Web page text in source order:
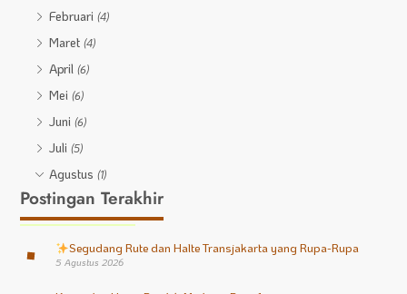
Februari(4)
Maret(4)
April(6)
Mei(6)
Juni(6)
Juli(5)
Agustus(1)
Postingan Terakhir
Segudang Rute dan Halte Transjakarta yang Rupa-Rupa
5 Agustus 2026